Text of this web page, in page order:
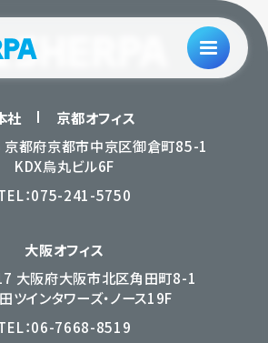
社
京都オフィス
都府京都市中京区御倉町85-1
KDX烏丸ビル6F
：075-241-5750
大阪オフィス
大阪府大阪市北区角田町8-1
ツインタワーズ・ノース19F
：06-7668-8519